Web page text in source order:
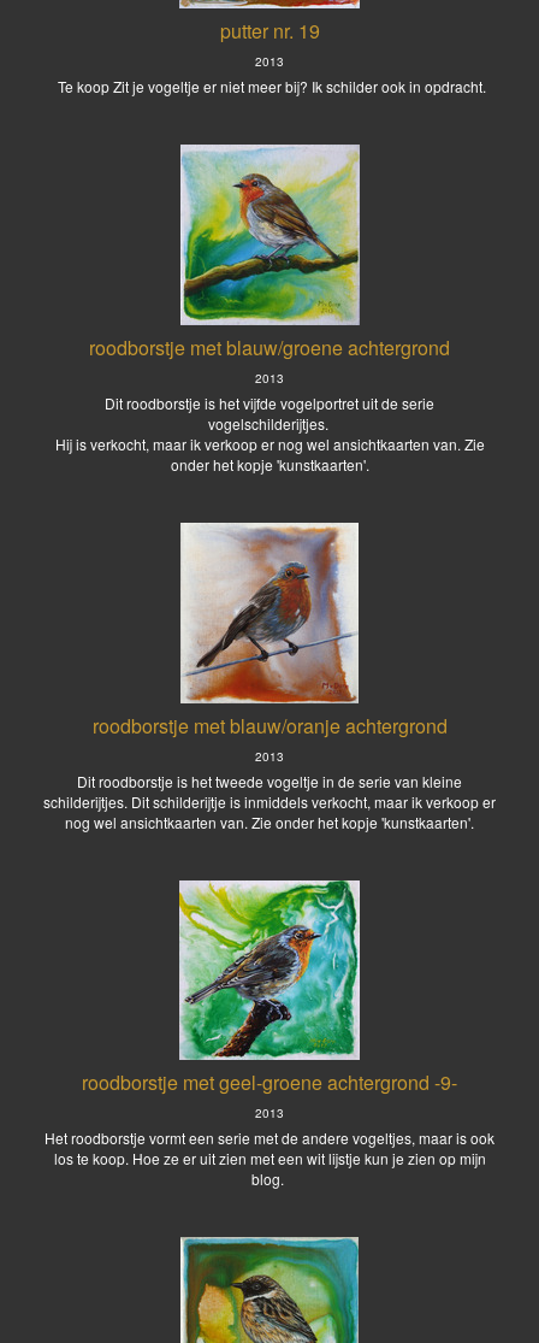
putter nr. 19
2013
Te koop Zit je vogeltje er niet meer bij? Ik schilder ook in opdracht.
roodborstje met blauw/groene achtergrond
2013
Dit roodborstje is het vijfde vogelportret uit de serie
vogelschilderijtjes.
Hij is verkocht, maar ik verkoop er nog wel ansichtkaarten van. Zie
onder het kopje 'kunstkaarten'.
roodborstje met blauw/oranje achtergrond
2013
Dit roodborstje is het tweede vogeltje in de serie van kleine
schilderijtjes. Dit schilderijtje is inmiddels verkocht, maar ik verkoop er
nog wel ansichtkaarten van. Zie onder het kopje 'kunstkaarten'.
roodborstje met geel-groene achtergrond -9-
2013
Het roodborstje vormt een serie met de andere vogeltjes, maar is ook
los te koop. Hoe ze er uit zien met een wit lijstje kun je zien op mijn
blog.